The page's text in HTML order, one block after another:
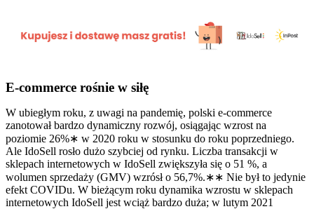
E-commerce rośnie w siłę
W ubiegłym roku, z uwagi na pandemię, polski e-commerce
zanotował bardzo dynamiczny rozwój, osiągając wzrost na
poziomie 26%∗ w 2020 roku w stosunku do roku poprzedniego.
Ale IdoSell rosło dużo szybciej od rynku. Liczba transakcji w
sklepach internetowych w IdoSell zwiększyła się o 51 %, a
wolumen sprzedaży (GMV) wzrósł o 56,7%.∗∗ Nie był to jedynie
efekt COVIDu. W bieżącym roku dynamika wzrostu w sklepach
internetowych IdoSell jest wciąż bardzo duża; w lutym 2021